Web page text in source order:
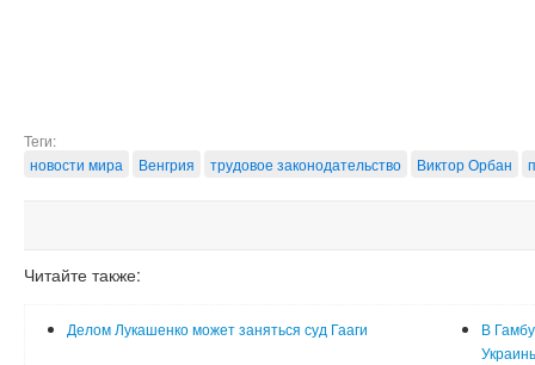
Теги:
новости мира
Венгрия трудовое законодательство Виктор Орбан
Читайте также:
Делом Лукашенко может заняться суд Гааги
В